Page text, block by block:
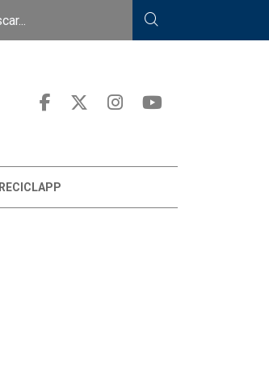
RECICLAPP